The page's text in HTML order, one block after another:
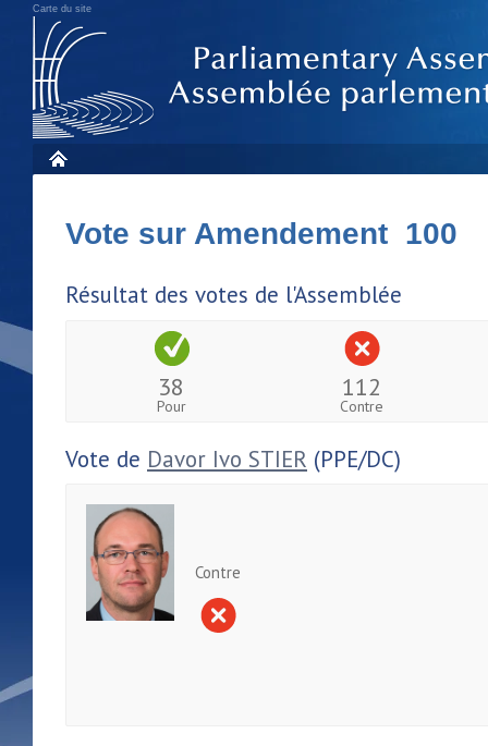
Carte du site
Vote sur Amendement 100
Résultat des votes de l'Assemblée
38
Pour
112
Contre
Vote de Davor Ivo STIER (PPE/DC)
Contre